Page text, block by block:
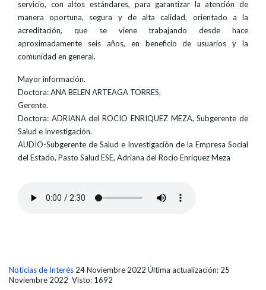
servicio, con altos estándares, para garantizar la atención de
manera oportuna, segura y de alta calidad, orientado a la
acreditación, que se viene trabajando desde hace
aproximadamente seis años, en beneficio de usuarios y la
comunidad en general.
Mayor información.
Doctora: ANA BELEN ARTEAGA TORRES,
Gerente.
Doctora: ADRIANA del ROCIO ENRIQUEZ MEZA, Subgerente de
Salud e Investigación.
AUDIO-Subgerente de Salud e Investigaciòn de la Empresa Social
del Estado, Pasto Salud ESE, Adriana del Rocio Enriquez Meza
Noticias de Interés 24 Noviembre 2022 Última actualización: 25
Noviembre 2022 Visto: 1692